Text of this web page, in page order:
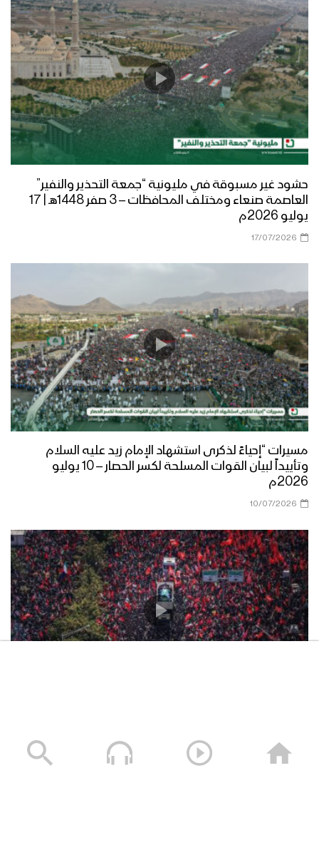
حشود غير مسبوقة في مليونية “جمعة التحذير والنفير”
العاصمة صنعاء ومختلف المحافظات – 3 صفر 1448هـ | 17
يوليو 2026م
17/07/2026
مسيرات “إحياءً لذكرى استشهاد الإمام زيد عليه السلام
وتأييداً لبيان القوات المسلحة لكسر الحصار – 10 يوليو
2026م
10/07/2026
06/07/2026